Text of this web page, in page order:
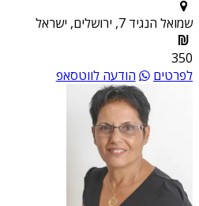
שמואל הנגיד 7, ירושלים, ישראל
350
לפרטים
הודעה לווטסאפ